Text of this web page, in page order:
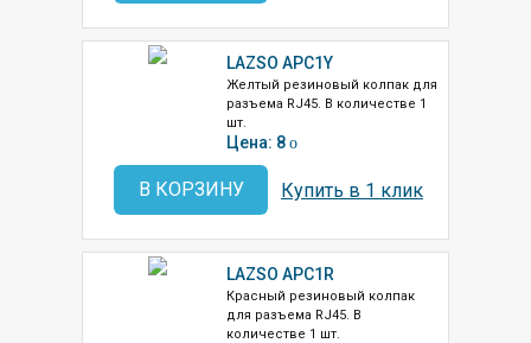
LAZSO APC1Y
Желтый резиновый колпак для
разъема RJ45. В количестве 1
шт.
Цена: 8 o
В КОРЗИНУ Купить в 1 клик
LAZSO APC1R
Красный резиновый колпак
для разъема RJ45. В
количестве 1 шт.